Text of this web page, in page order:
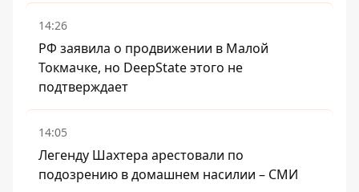
14:26
РФ заявила о продвижении в Малой
Токмачке, но DeepState этого не
подтверждает
14:05
Легенду Шахтера арестовали по
подозрению в домашнем насилии – СМИ